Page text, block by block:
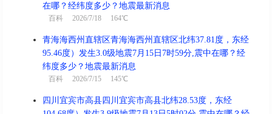
在哪？经纬度多少？地震最新消息
百科 2026/7/18 164℃
青海海西州直辖区青海海西州直辖区北纬37.81度，东经
95.46度）发生3.0级地震7月15日7时59分,震中在哪？经
纬度多少？地震最新消息
百科 2026/7/15 145℃
四川宜宾市高县四川宜宾市高县北纬28.53度，东经